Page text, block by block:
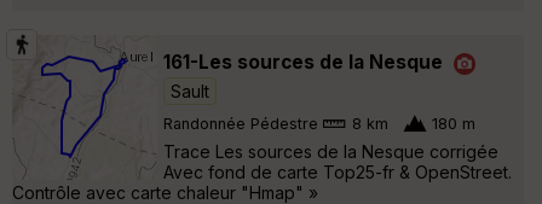
161-Les sources de la Nesque
Sault
Randonnée Pédestre 8 km 180 m
Trace Les sources de la Nesque corrigée
Avec fond de carte Top25-fr & OpenStreet.
Contrôle avec carte chaleur "Hmap" »